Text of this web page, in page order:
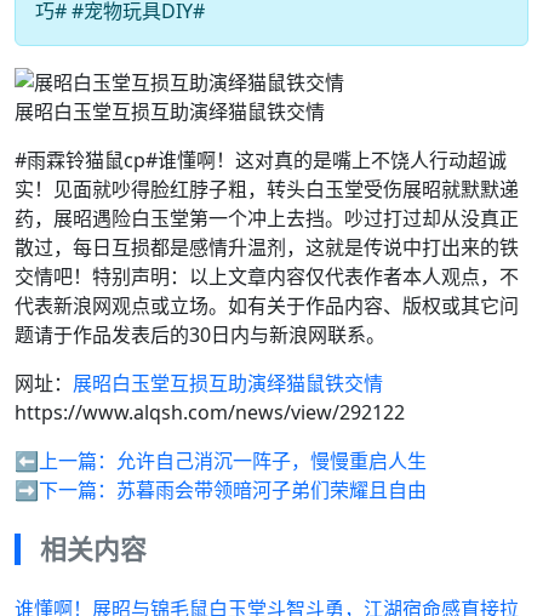
巧# #宠物玩具DIY#
展昭白玉堂互损互助演绎猫鼠铁交情
#雨霖铃猫鼠cp#谁懂啊！这对真的是嘴上不饶人行动超诚
实！见面就吵得脸红脖子粗，转头白玉堂受伤展昭就默默递
药，展昭遇险白玉堂第一个冲上去挡。吵过打过却从没真正
散过，每日互损都是感情升温剂，这就是传说中打出来的铁
交情吧！特别声明：以上文章内容仅代表作者本人观点，不
代表新浪网观点或立场。如有关于作品内容、版权或其它问
题请于作品发表后的30日内与新浪网联系。
网址： 展昭白玉堂互损互助演绎猫鼠铁交情
https://www.alqsh.com/news/view/292122
⬅️上一篇： 允许自己消沉一阵子，慢慢重启人生
➡️下一篇： 苏暮雨会带领暗河子弟们荣耀且自由
相关内容
谁懂啊！展昭与锦毛鼠白玉堂斗智斗勇，江湖宿命感直接拉